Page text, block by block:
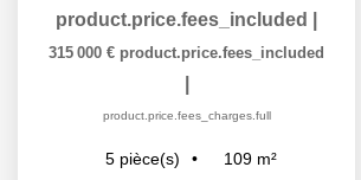
product.price.fees_included
315 000 € product.price.fees_included
product.price.fees_charges.full
5 pièce(s) 109 m²